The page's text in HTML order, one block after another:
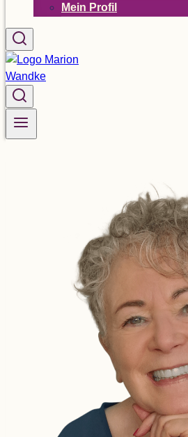
Mein Pro­fil